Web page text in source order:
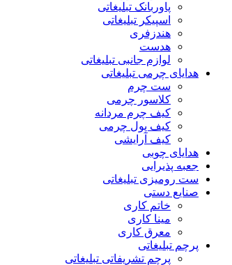
پاوربانک تبلیغاتی
اسپیکر تبلیغاتی
هندزفری
هدست
لوازم جانبی تبلیغاتی
هدایای چرمی تبلیغاتی
ست چرم
کلاسور چرمی
کیف چرم مردانه
کیف پول چرمی
کیف آرایشی
هدایای چوبی
جعبه پذیرایی
ست رومیزی تبلیغاتی
صنایع دستی
خاتم کاری
مینا کاری
معرق کاری
پرچم تبلیغاتی
پرچم تشریفاتی تبلیغاتی